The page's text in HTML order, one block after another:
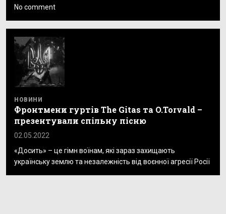
No comment
НОВИНИ
Фронтмени гуртів The Gitas та O.Torvald –
презентували спільну пісню
02.05.2022
«Досить» – це гімн воїнам, які зараз захищають
українську землю та незалежність від воєнної агресії Росії